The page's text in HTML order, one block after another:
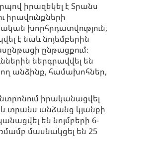
իրազեկել է Տրանս
իրավունքների
խորհրդատվություն,
է նաև նոյեմբերին
ընթացքում։
ներգրավվել են
անձինք, համախոհներ,
իրականացվել
և տրանս անձանց կյանքի
են նոյմբերի 6-
մասնակցել են 25